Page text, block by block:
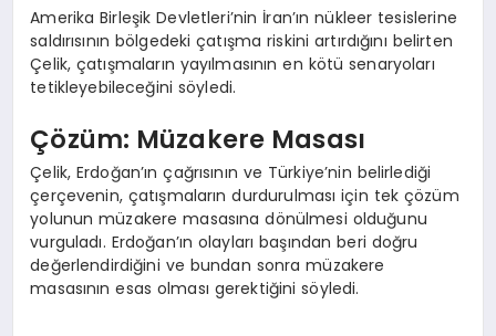
Amerika Birleşik Devletleri’nin İran’ın nükleer tesislerine
saldırısının bölgedeki çatışma riskini artırdığını belirten
Çelik, çatışmaların yayılmasının en kötü senaryoları
tetikleyebileceğini söyledi.
Çözüm: Müzakere Masası
Çelik, Erdoğan’ın çağrısının ve Türkiye’nin belirlediği
çerçevenin, çatışmaların durdurulması için tek çözüm
yolunun müzakere masasına dönülmesi olduğunu
vurguladı. Erdoğan’ın olayları başından beri doğru
değerlendirdiğini ve bundan sonra müzakere
masasının esas olması gerektiğini söyledi.